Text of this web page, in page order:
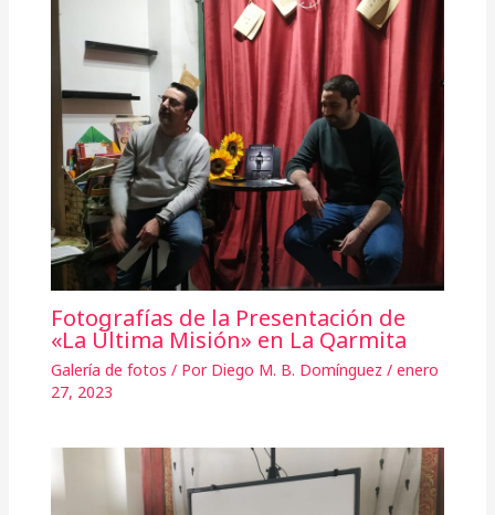
Fotografías de la Presentación de
«La Última Misión» en La Qarmita
Galería de fotos / Por Diego M. B. Domínguez / enero
27, 2023